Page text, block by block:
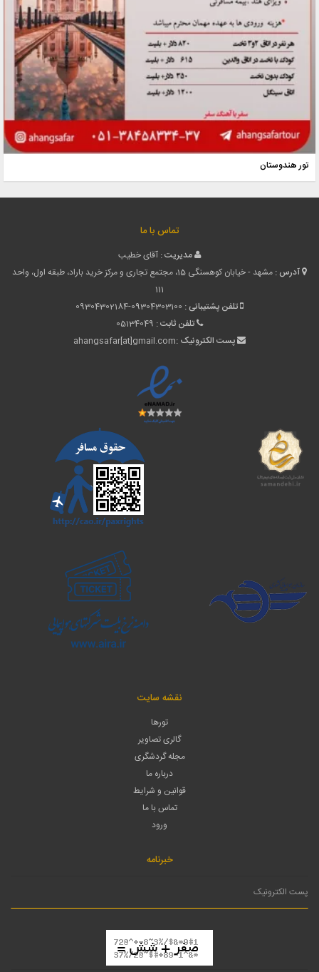
تور هندوستان
تماس با ما
مدیریت : آقای خطیب
آدرس :
مشهد - خیابان کوهسنگی 15، مجتمع تجاری و مرکز خرید باراد، طبقه اول، واحد
111
تلفن پشتیبانی : 09304302184-09304303100
تلفن ثابت : 05134049
پست الکترونیک :ahangsafar[at]gmail.com
نقشه سایت
تورها
گالری تصاویر
مجله گردشگری
درباره ما
قوانین و شرایط
تماس با ما
ورود
خبرنامه